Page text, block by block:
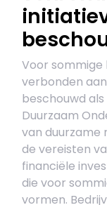
Voor sommige
verbonden
beschouwd
Duurzaam
van duurzame
de vereisten
financiële
die voor
vormen.